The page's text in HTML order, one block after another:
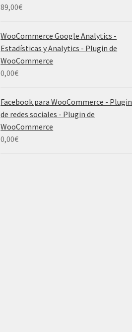
89,00€
WooCommerce Google Analytics -
Estadísticas y Analytics - Plugin de
WooCommerce
0,00€
Facebook para WooCommerce - Plugin
de redes sociales - Plugin de
WooCommerce
0,00€